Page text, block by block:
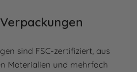
sind FSC-zertifiziert, aus
Materialien und mehrfach